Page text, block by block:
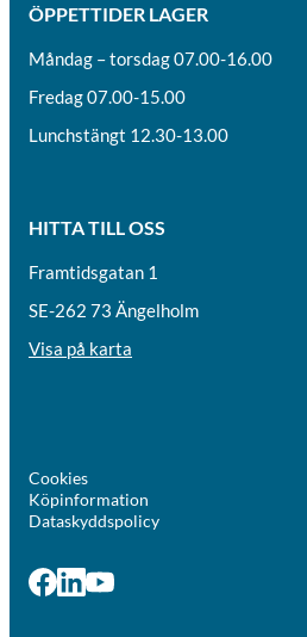
ÖPPETTIDER LAGER
Måndag – torsdag 07.00-16.00
Fredag 07.00-15.00
Lunchstängt 12.30-13.00
HITTA TILL OSS
Framtidsgatan 1
SE-262 73 Ängelholm
Visa på karta
Cookies
Köpinformation
Dataskyddspolicy